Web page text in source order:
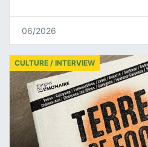
06/2026
CULTURE / INTERVIEW